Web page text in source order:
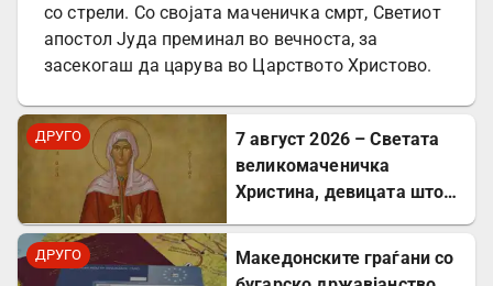
со стрели. Со својата маченичка смрт, Светиот
апостол Јуда преминал во вечноста, за
засекогаш да царува во Царството Христово.
ДРУГО
7 август 2026 – Светата
великомаченичка
Христина, девицата што
ДРУГО
Mакедонските граѓани со